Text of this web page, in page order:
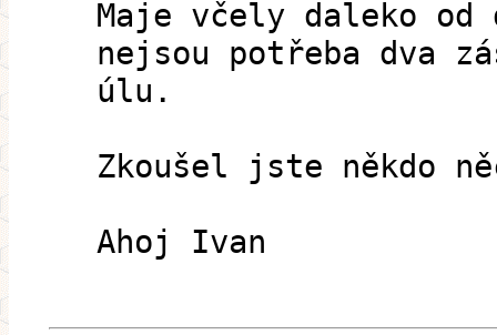
Maje včely daleko
nejsou potřeba dva
úlu.
Zkoušel jste někdo
Ahoj Ivan